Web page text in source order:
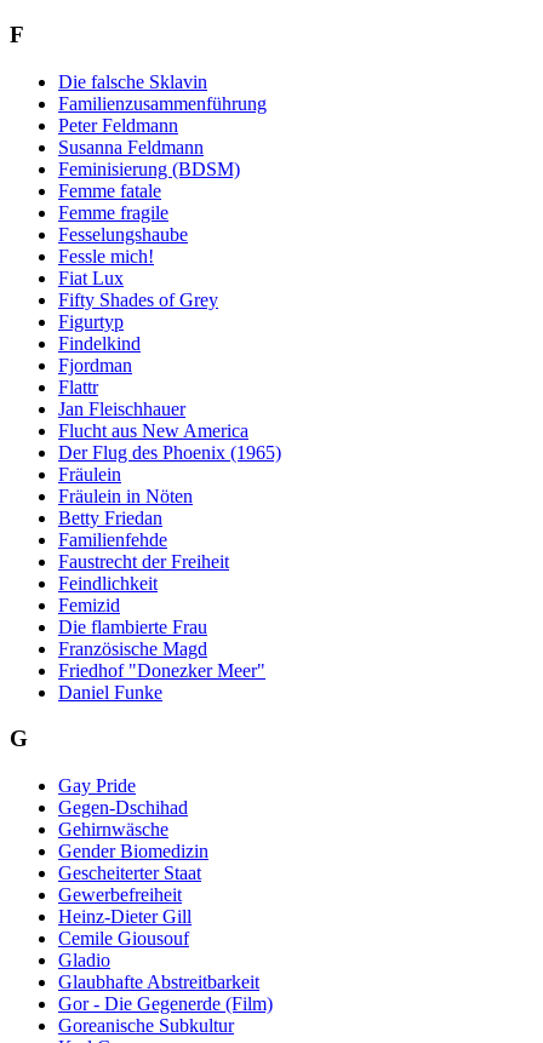
F
Die falsche Sklavin
Familienzusammenführung
Peter Feldmann
Susanna Feldmann
Feminisierung (BDSM)
Femme fatale
Femme fragile
Fesselungshaube
Fessle mich!
Fiat Lux
Fifty Shades of Grey
Figurtyp
Findelkind
Fjordman
Flattr
Jan Fleischhauer
Flucht aus New America
Der Flug des Phoenix (1965)
Fräulein
Fräulein in Nöten
Betty Friedan
Familienfehde
Faustrecht der Freiheit
Feindlichkeit
Femizid
Die flambierte Frau
Französische Magd
Friedhof "Donezker Meer"
Daniel Funke
G
Gay Pride
Gegen-Dschihad
Gehirnwäsche
Gender Biomedizin
Gescheiterter Staat
Gewerbefreiheit
Heinz-Dieter Gill
Cemile Giousouf
Gladio
Glaubhafte Abstreitbarkeit
Gor - Die Gegenerde (Film)
Goreanische Subkultur